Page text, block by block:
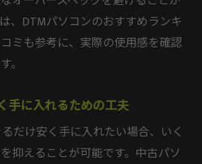
、DTMパソコンのおすすめランキ
ミも参考に、実際の使用感を確認
。
手に入れるための工夫
だけ安く手に入れたい場合、いく
抑えることが可能です。中古パソ